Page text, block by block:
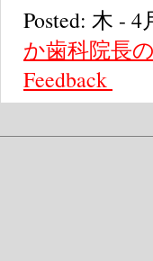
Posted: 木 -
か歯科院長
Feedback